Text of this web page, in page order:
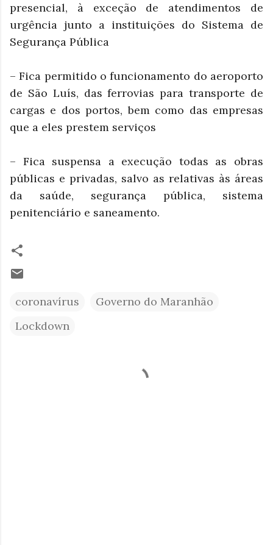
presencial, à exceção de atendimentos de
urgência junto a instituições do Sistema de
Segurança Pública
– Fica permitido o funcionamento do aeroporto
de São Luís, das ferrovias para transporte de
cargas e dos portos, bem como das empresas
que a eles prestem serviços
– Fica suspensa a execução todas as obras
públicas e privadas, salvo as relativas às áreas
da saúde, segurança pública, sistema
penitenciário e saneamento.
coronavírus
Governo do Maranhão
Lockdown